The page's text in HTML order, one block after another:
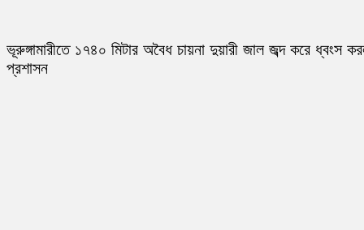
ভূরুঙ্গামারীতে ১৭৪০ মিটার অবৈধ চায়না দুয়ারী জাল জব্দ করে ধ্বংস
প্রশাসন